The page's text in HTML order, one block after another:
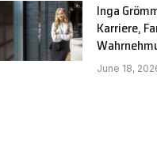
Inga
Karriere,
June 18,